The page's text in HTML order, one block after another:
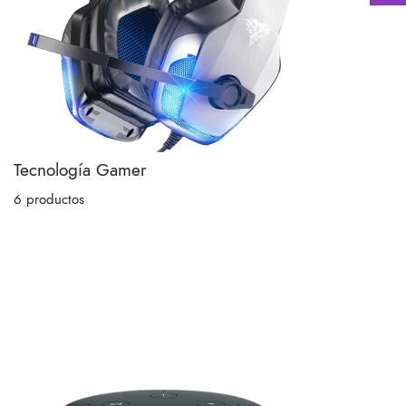
Tecnología Gamer
6 productos